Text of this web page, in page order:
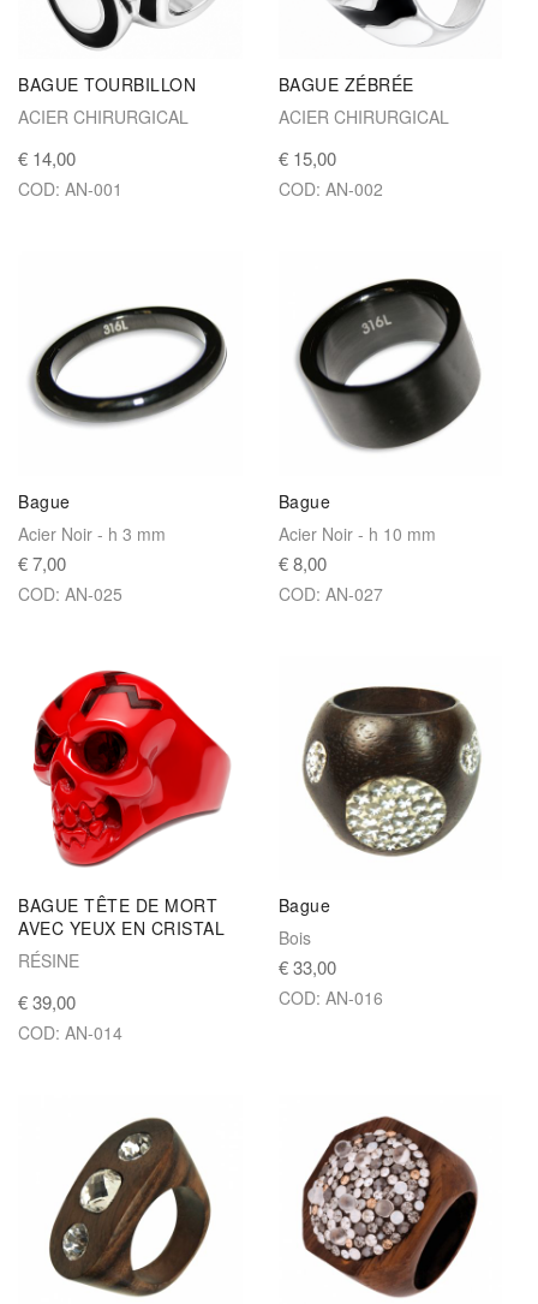
BAGUE TOURBILLON
ACIER CHIRURGICAL
€ 14,00
COD: AN-001
BAGUE ZÉBRÉE
ACIER CHIRURGICAL
€ 15,00
COD: AN-002
Bague
Acier Noir - h 3 mm
€ 7,00
COD: AN-025
Bague
Acier Noir - h 10 mm
€ 8,00
COD: AN-027
BAGUE TÊTE DE MORT
AVEC YEUX EN CRISTAL
RÉSINE
€ 39,00
COD: AN-014
Bague
Bois
€ 33,00
COD: AN-016